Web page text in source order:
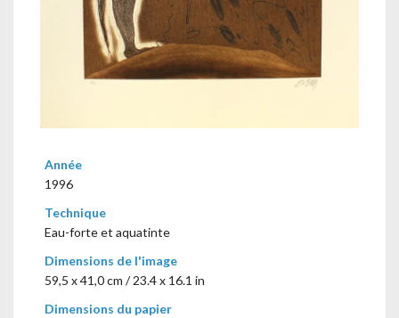
Année
1996
Technique
Eau-forte et aquatinte
Dimensions de l'image
59,5 x 41,0 cm / 23.4 x 16.1 in
Dimensions du papier